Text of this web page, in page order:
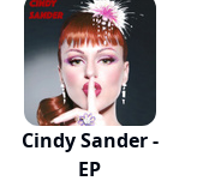
Cindy Sander -
EP